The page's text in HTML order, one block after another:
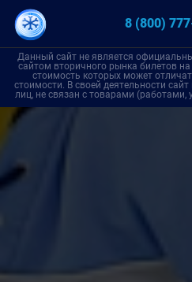
8 (800)
Данный сайт не является
сайтом вторичного рынка билетов
стоимость которых может
стоимости. В своей деятельности
лиц, не связан с товарами